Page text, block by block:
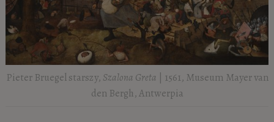
Pieter Bruegel starszy, Szalona Greta | 1561, Museum Mayer van
den Bergh, Antwerpia